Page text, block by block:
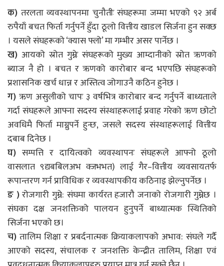
क) तरलता व्यवस्थापनमा चुनौतीः संघहरूमा जम्मा भएको ९२ अर्ब
रुपैयाँ बचत फिर्ता गर्नुपर्ने हुँदा ठूलो वित्तीय खाडल सिर्जना हुन सक्छ
। यसले संघहरूको ‘क्यास फ्लो’ मा गम्भीर असर पार्नेछ ।
ख) आयको स्रोत गुम्नेः संघहरूको मुख्य आम्दानीको स्रोत ऋणको
ब्याज नै हो । बचत र ऋणको कारोबार बन्द भएपछि संघहरूको
प्रशासनिक खर्च धान्न र अस्तित्व जोगाउनै कठिन हुनेछ ।
ग) ऋण असुलीको चापः ३ वर्षभित्र कारोबार बन्द गर्नुपर्ने बाध्यताले
गर्दा संघहरूले आफ्ना सदस्य संस्थाहरूलाई प्रवाह गरेको ऋण छोटो
अवधिमै फिर्ता माग्नुपर्ने हुन्छ, जसले सदस्य संस्थाहरूलाई वित्तीय
दबाब दिनेछ ।
घ) सम्पत्ति र दायित्वको व्यवस्थापनः संघहरूले आफ्नो ठूलो
वासलात ९द्यबबिलअभ क्जभभत) लाई गैर–वित्तीय व्यवसायतर्फ
रूपान्तरण गर्न प्राविधिक र व्यवस्थापकीय कठिनाइ झेल्नुपर्नेछ ।
ङ )रोजगारी गुम्ने: संघमा कार्यरत हजारौ जनाको रोजगारी गुम्नेछ ।
संघका दक्ष जनशक्तिको पालयन हुनुपर्ने बाध्यात्मक स्थितिको
सिर्जना भएको छ।
च) तालिम शिक्षा र प्रबर्दनात्मक क्रियाकलापको अभाव: संघले गर्दै
आएको सदस्य, संचालक र जनशक्ति केन्द्रीत तालिम, शिक्षा एवं